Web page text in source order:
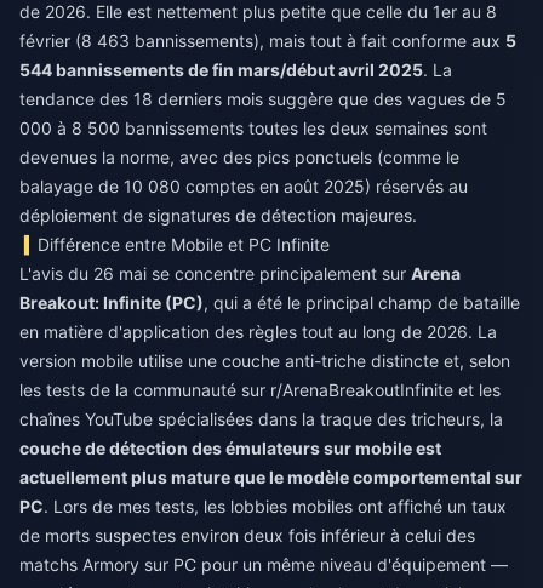
de 2026. Elle est nettement plus petite que celle du 1er au 8
février (8 463 bannissements), mais tout à fait conforme aux 5
544 bannissements de fin mars/début avril 2025. La
tendance des 18 derniers mois suggère que des vagues de 5
000 à 8 500 bannissements toutes les deux semaines sont
devenues la norme, avec des pics ponctuels (comme le
balayage de 10 080 comptes en août 2025) réservés au
déploiement de signatures de détection majeures.
Différence entre Mobile et PC Infinite
L'avis du 26 mai se concentre principalement sur Arena
Breakout: Infinite (PC), qui a été le principal champ de bataille
en matière d'application des règles tout au long de 2026. La
version mobile utilise une couche anti-triche distincte et, selon
les tests de la communauté sur r/ArenaBreakoutInfinite et les
chaînes YouTube spécialisées dans la traque des tricheurs, la
couche de détection des émulateurs sur mobile est
actuellement plus mature que le modèle comportemental sur
PC. Lors de mes tests, les lobbies mobiles ont affiché un taux
de morts suspectes environ deux fois inférieur à celui des
matchs Armory sur PC pour un même niveau d'équipement —